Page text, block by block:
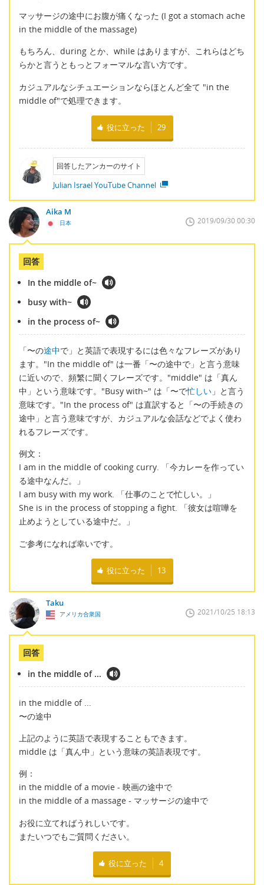
マッサージの途中にお腹が痛くなった (I got a stomach ache
in the middle of the massage)
もちろん、during とか、while はありますが、これらはどち
らかと言うともっとフォーマルな言い方です。
カジュアルなシチュエーションならほとんど全て "in the
middle of"で処理できます。
役に立った 29
回答したアンカーのサイト
Julian Israel YouTube Channel
Aika M
日本 2019/09/30 00:30
回答
In the middle of~
busy with~
in the process of~
「〜の途中で」と英語で表現するには色々なフレーズがあり
ます。"In the middle of" は一番「〜の途中で」と言う意味
に近いので、頻繁に聞くフレーズです。"middle" は「真ん
中」という意味です。"Busy with~" は「〜で忙しい 」と言う
意味です。"In the process of" は直訳すると「〜の手続きの
途中」と言う意味ですが、カジュアルな会話などでよく使わ
れるフレーズです。
例文：
I am in the middle of cooking curry. 「今カレーを作ってい
る途中なんだ。」
I am busy with my work. 「仕事のことで忙しい。」
She is in the process of stopping a fight. 「彼女は喧嘩を
止めようとしている途中だ。」
ご参考になれば幸いです。
役に立った 13
Taku
アメリカ合衆国 2021/10/25 18:13
回答
in the middle of ...
in the middle of ...
〜の途中
上記のように英語で表現することもできます。
middle は「真ん中」という意味の英語表現です。
例：
in the middle of a movie - 映画の途中で
in the middle of a massage - マッサージの途中で
お役に立てればうれしいです。
またいつでもご質問ください。
役に立った 4